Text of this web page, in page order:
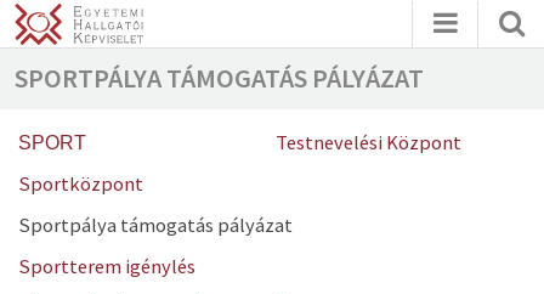
SPORTPÁLYA TÁMOGATÁS PÁLYÁZAT
SPORT
Testnevelési Központ
Sportközpont
Sportpálya támogatás pályázat
Sportterem igénylés